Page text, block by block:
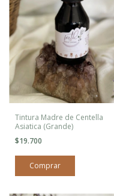
Tintura Madre de Centella
Asiatica (Grande)
$19.700